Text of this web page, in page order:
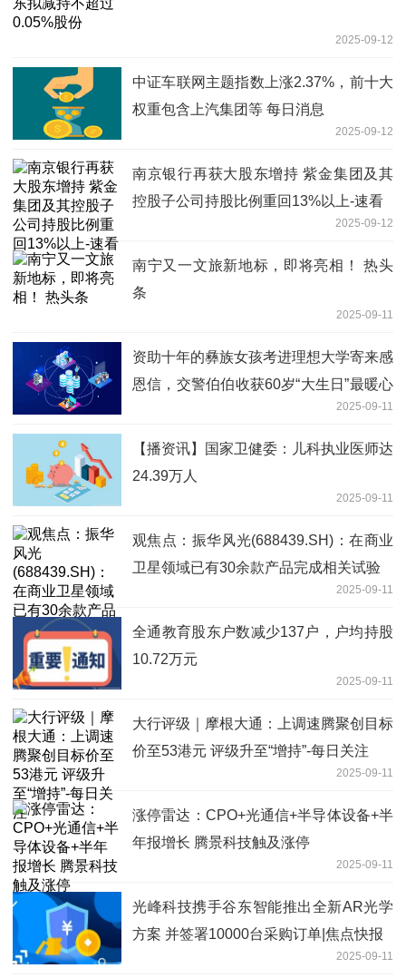
2025-09-12
中证车联网主题指数上涨2.37%，前十大
权重包含上汽集团等 每日消息
2025-09-12
南京银行再获大股东增持 紫金集团及其
控股子公司持股比例重回13%以上-速看
2025-09-12
南宁又一文旅新地标，即将亮相！ 热头
条
2025-09-11
资助十年的彝族女孩考进理想大学寄来感
恩信，交警伯伯收获60岁“大生日”最暖心
2025-09-11
【播资讯】国家卫健委：儿科执业医师达
24.39万人
2025-09-11
观焦点：振华风光(688439.SH)：在商业
卫星领域已有30余款产品完成相关试验
2025-09-11
全通教育股东户数减少137户，户均持股
10.72万元
2025-09-11
大行评级｜摩根大通：上调速腾聚创目标
价至53港元 评级升至“增持”-每日关注
2025-09-11
涨停雷达：CPO+光通信+半导体设备+半
年报增长 腾景科技触及涨停
2025-09-11
光峰科技携手谷东智能推出全新AR光学
方案 并签署10000台采购订单|焦点快报
2025-09-11